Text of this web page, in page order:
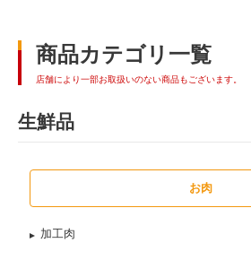
商品カテゴリ一覧
店舗により一部お取扱いのない商品もございます。
生鮮品
お肉
加工肉